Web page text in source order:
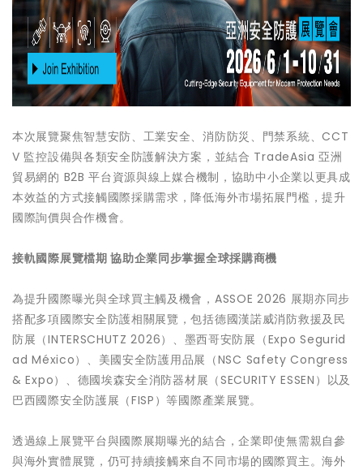
本次展覽聚焦智慧安防、工業安全、消防防災、門禁系統、CCT
V 監控設備與各類安全防護解決方案，並結合 TradeAsia 亞洲
貿易網的 B2B 平台資源與線上媒合機制，協助中小企業以更具成
本效益的方式接觸國際採購需求，降低海外市場拓展門檻，提升
國際詢價與合作機會。
接軌國際展覽檔期 協助企業同步掌握全球採購商機
為提升國際曝光與全球買主觸及機會，ASSOE 2026 展期亦同步
搭配多項國際安全防護相關展覽，包括德國漢諾威消防救援及民
防展（INTERSCHUTZ 2026）、墨西哥安防展（Expo Segurid
ad México）、美國安全防護用品展（NSC Safety Congress
& Expo）、德國埃森安全消防器材展（SECURITY ESSEN）以及
巴西國際安全防護展（FISP）等國際產業展覽。
透過線上展覽平台與國際展期曝光的結合，企業即使無需親自參
與海外實體展覽，仍可持續接觸來自不同市場的國際買主。海外